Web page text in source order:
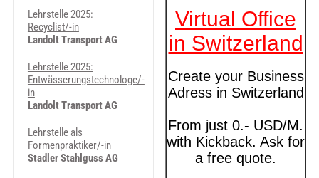
Lehrstelle 2025:
Recyclist/-in
Landolt Transport AG
Lehrstelle 2025:
Entwässerungstechnologe/-
in
Landolt Transport AG
Lehrstelle als
Formenpraktiker/-in
Stadler Stahlguss AG